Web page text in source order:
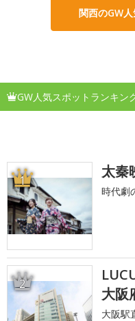
関西のGW
GW人気スポットランキン
1 太秦
時代劇
2
大阪
大阪駅